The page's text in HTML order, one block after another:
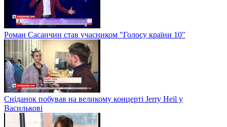
Роман Сасанчин став учасником "Голосу країни 10"
Сніданок побував на великому концерті Jerry Heil у
Василькові